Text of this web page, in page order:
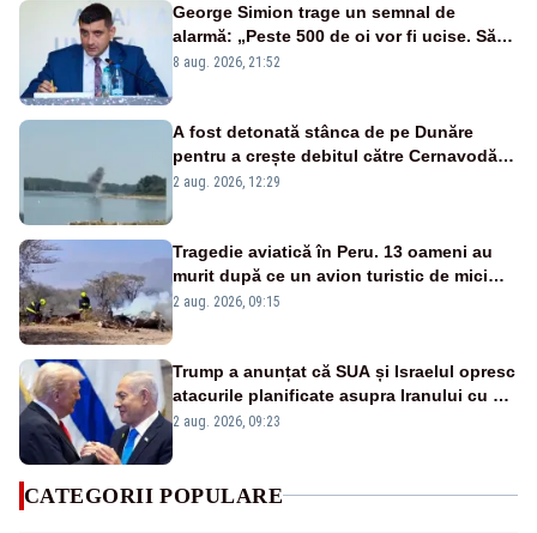
George Simion trage un semnal de
alarmă: „Peste 500 de oi vor fi ucise. Să
vedem dacă ciobanii vor fi despăgubiți”
8 aug. 2026, 21:52
A fost detonată stânca de pe Dunăre
pentru a crește debitul către Cernavodă –
VIDEO
2 aug. 2026, 12:29
Tragedie aviatică în Peru. 13 oameni au
murit după ce un avion turistic de mici
dimensiuni s-a prăbușit – VIDEO
2 aug. 2026, 09:15
Trump a anunțat că SUA și Israelul opresc
atacurile planificate asupra Iranului cu o
singură condiție
2 aug. 2026, 09:23
CATEGORII POPULARE